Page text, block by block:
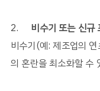
2. 비수기 또는 신규
비수기(예:제조업의
의 혼란을 최소화할 수